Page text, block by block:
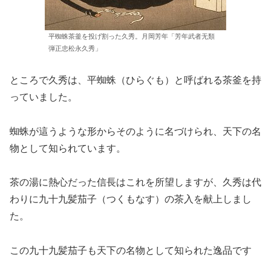
平蜘蛛茶釜を投げ割った久秀。月岡芳年「芳年武者无類
弾正忠松永久秀」
ところで久秀は、平蜘蛛（ひらぐも）と呼ばれる茶釜を持
っていました。
蜘蛛が這うような形からそのように名づけられ、天下の名
物として知られています。
茶の湯に熱心だった信長はこれを所望しますが、久秀は代
わりに九十九髪茄子（つくもなす）の茶入を献上しまし
た。
この九十九髪茄子も天下の名物として知られた逸品です